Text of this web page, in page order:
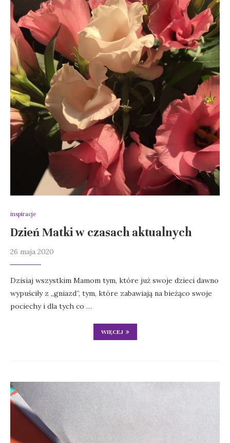
inspiracje
Dzień Matki w czasach aktualnych
26 maja 2020
Dzisiaj wszystkim Mamom tym, które już swoje dzieci dawno
wypuściły z „gniazd”, tym, które zabawiają na bieżąco swoje
pociechy i dla tych co …
WIĘCEJ